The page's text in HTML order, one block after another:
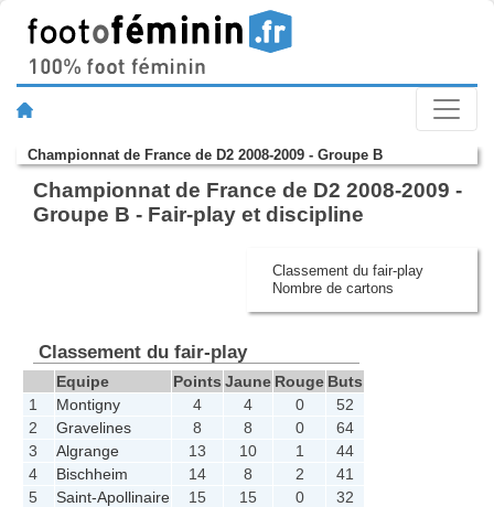
Championnat de France de D2 2008-2009 - Groupe B
Championnat de France de D2 2008-2009 -
Groupe B - Fair-play et discipline
Classement du fair-play
Nombre de cartons
Classement du fair-play
Equipe Points Jaune Rouge Buts
1
Montigny 4 4 0
52
2
Gravelines 8 8 0
64
3
Algrange 13 10 1
44
4
Bischheim 14 8 2
41
5
Saint-Apollinaire 15 15 0
32